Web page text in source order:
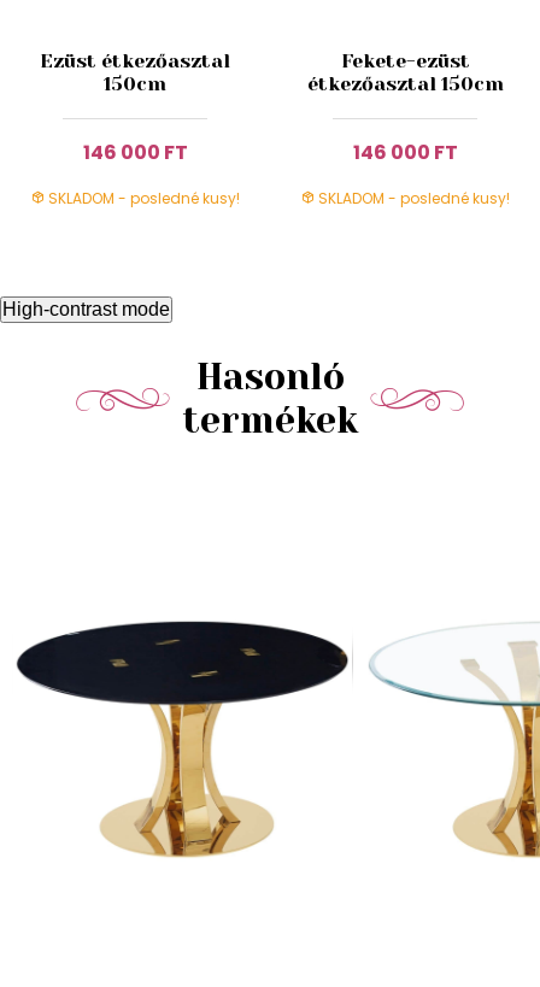
Ezüst étkezőasztal
150cm
146 000 FT
SKLADOM - posledné kusy!
Fekete-ezüst
étkezőasztal 150cm
146 000 FT
SKLADOM - posledné kusy!
High-contrast mode
Hasonló
termékek